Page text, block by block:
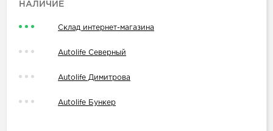
НАЛИЧИЕ
Склад интернет-магазина
Autolife Северный
Autolife Димитрова
Autolife Бункер